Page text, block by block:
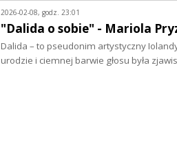
2026-02-08, godz. 23:01
"Dalida o sobie" - Mariola
Dalida – to pseudonim artystyczny
urodzie i ciemnej barwie głosu była